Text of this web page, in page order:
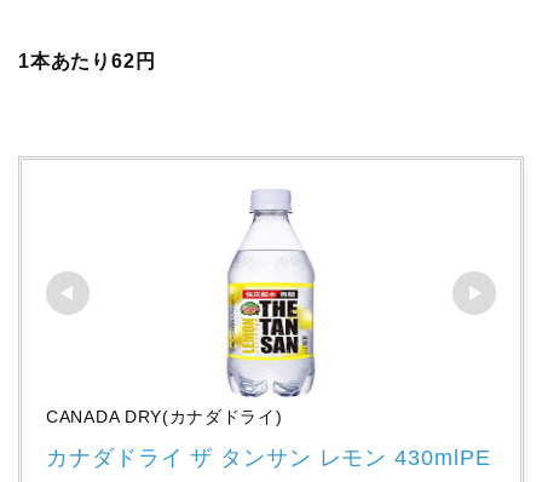
1本あたり62円
CANADA DRY(カナダドライ)
カナダドライ ザ タンサン レモン 430mlPE